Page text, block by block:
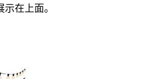
在上面。